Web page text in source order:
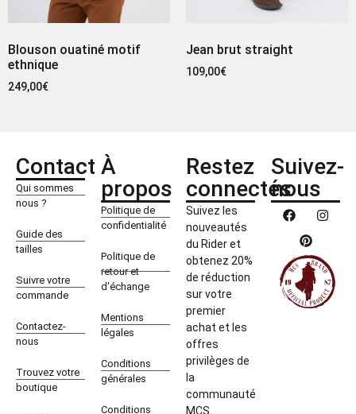
Blouson ouatiné motif
ethnique
249,00€
Jean brut straight
109,00€
Contact
Qui sommes
nous ?
Guide des
tailles
Suivre votre
commande
Contactez-
nous
Trouvez votre
boutique
À
propos
Politique de
confidentialité
Politique de
retour et
d'échange
Mentions
légales
Conditions
générales
Conditions
Restez
connectés
Suivez les
nouveautés
du Rider et
obtenez 20%
de réduction
sur votre
premier
achat et les
offres
privilèges de
la
communauté
MCS.
Suivez-
nous